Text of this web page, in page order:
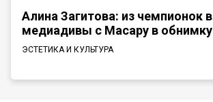
Алина Загитова: из чемпионок в
медиадивы с Масару в обнимку
ЭСТЕТИКА И КУЛЬТУРА